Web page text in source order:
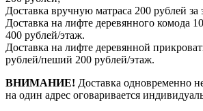
Доставка вручную матраса 200 рублей за
Доставка на лифте деревянного комода
400 рублей/этаж.
Доставка на лифте деревянной
рублей/пеший 200 рублей/этаж.
ВНИМАНИЕ! Доставка одновременно
на один адрес оговаривается